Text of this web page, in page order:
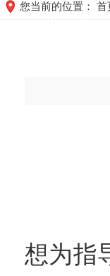
您当前的位置： 首
2022
想为指